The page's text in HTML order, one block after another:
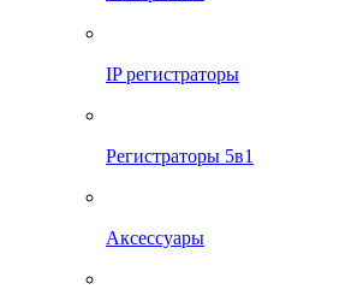
IP регистраторы
Регистраторы 5в1
Аксессуары